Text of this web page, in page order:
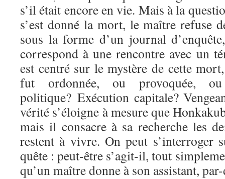
s’il était encore en vie. Mais à la
s’est donné la mort, le maître refuse
sous la forme d’un journal
correspond à une rencontre avec un
est centré sur le mystère de cette
fut ordonnée, ou provoquée, ou
politique? Exécution capitale?
vérité s’éloigne à mesure que
mais il consacre à sa recherche les
restent à vivre. On peut s’interroger
quête : peut-être s’agit-il, tout
qu’un maître donne à son assistant,